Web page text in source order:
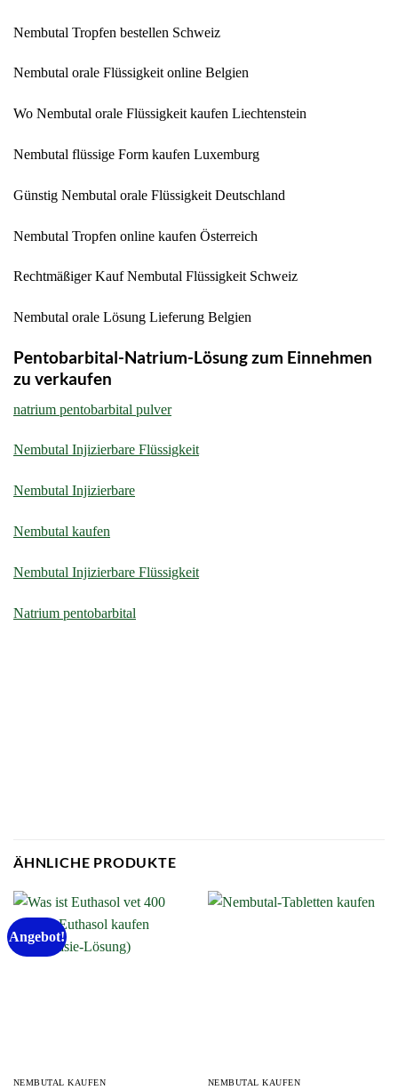
Nembutal Tropfen bestellen Schweiz
Nembutal orale Flüssigkeit online Belgien
Wo Nembutal orale Flüssigkeit kaufen Liechtenstein
Nembutal flüssige Form kaufen Luxemburg
Günstig Nembutal orale Flüssigkeit Deutschland
Nembutal Tropfen online kaufen Österreich
Rechtmäßiger Kauf Nembutal Flüssigkeit Schweiz
Nembutal orale Lösung Lieferung Belgien
Pentobarbital-Natrium-Lösung zum Einnehmen
zu verkaufen
natrium pentobarbital pulver
Nembutal Injizierbare Flüssigkeit
Nembutal Injizierbare
Nembutal kaufen
Nembutal Injizierbare Flüssigkeit
Natrium pentobarbital
ÄHNLICHE PRODUKTE
Angebot!
NEMBUTAL KAUFEN NEMBUTAL KAUFEN